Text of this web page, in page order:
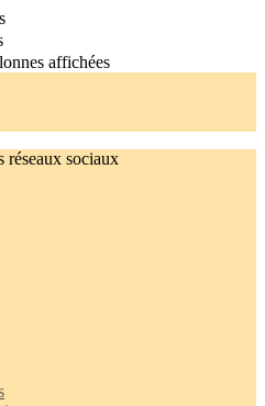
affichées
réseaux sociaux